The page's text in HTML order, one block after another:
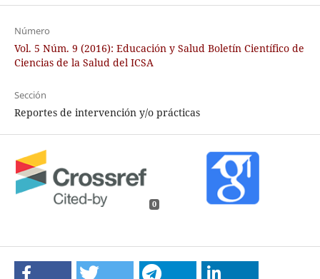
Número
Vol. 5 Núm. 9 (2016): Educación y Salud Boletín Científico de
Ciencias de la Salud del ICSA
Sección
Reportes de intervención y/o prácticas
0